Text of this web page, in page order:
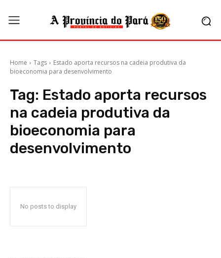
Home Tags
Estado aporta recursos na cadeia produtiva da
bioeconomia para desenvolvimento
Tag: Estado aporta recursos
na cadeia produtiva da
bioeconomia para
desenvolvimento
No posts to display